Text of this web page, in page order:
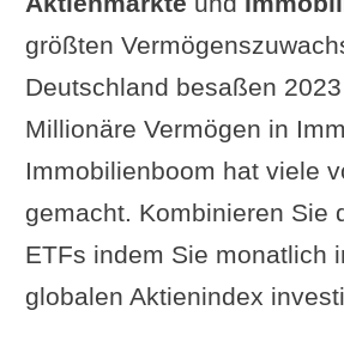
größten
Deutschland besaßen
Millionäre Vermögen in
Immobilienboom hat viele
gemacht. Kombinieren Sie
ETFs indem Sie monatlich
globalen Aktienindex